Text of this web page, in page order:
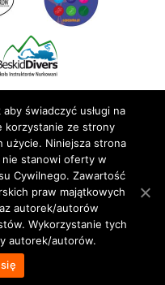
prawa zastrzeżone
świadczyć usługi na
korzystanie ze strony
użycie. Niniejsza strona
nie stanowi oferty w
Cywilnego. Zawartość
praw majątkowych
autorek/autorów
Wykorzystanie tych
autorek/autorów.